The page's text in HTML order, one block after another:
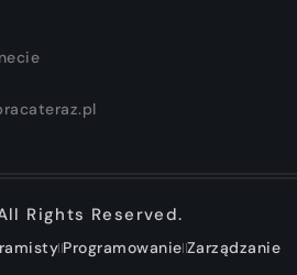
Rights Reserved.
Programowanie Zarządzanie